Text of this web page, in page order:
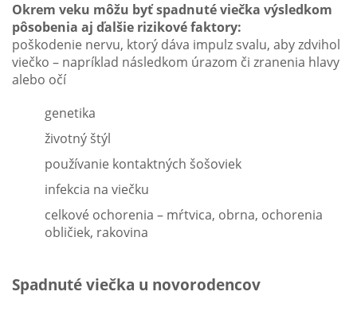
Okrem veku môžu byť spadnuté viečka výsledkom
pôsobenia aj ďalšie rizikové faktory:
poškodenie nervu, ktorý dáva impulz svalu, aby zdvihol
viečko – napríklad následkom úrazom či zranenia hlavy
alebo očí
genetika
životný štýl
používanie kontaktných šošoviek
infekcia na viečku
celkové ochorenia – mŕtvica, obrna, ochorenia
obličiek, rakovina
Spadnuté viečka u novorodencov